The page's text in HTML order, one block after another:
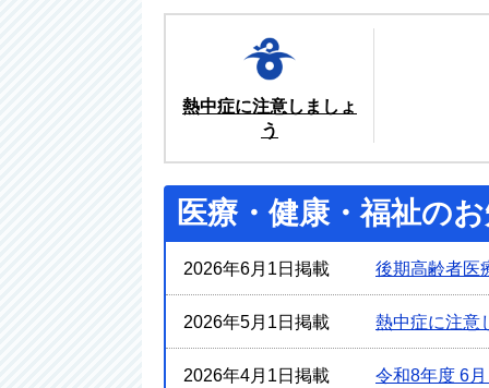
熱中症に注意しましょ
う
医療・健康・福祉の
2026年6月1日掲載 後期高齢者医
2026年5月1日掲載 熱中症に注意
2026年4月1日掲載 令和8年度 6